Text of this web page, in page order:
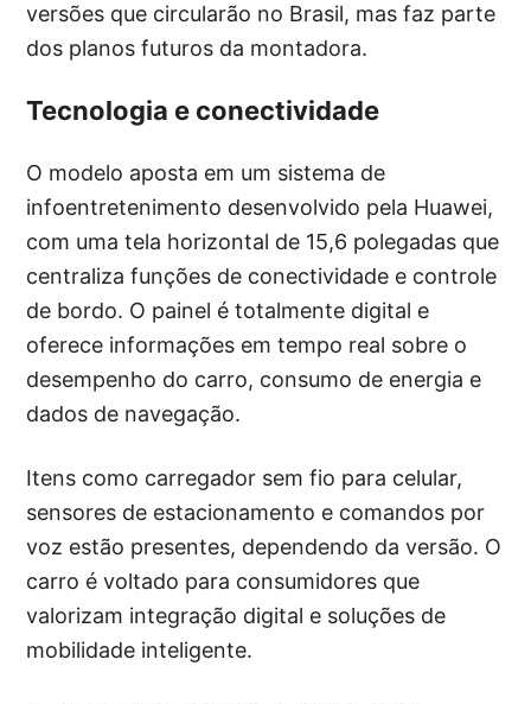
versões que circularão no Brasil, mas faz parte
dos planos futuros da montadora.
Tecnologia e conectividade
O modelo aposta em um sistema de
infoentretenimento desenvolvido pela Huawei,
com uma tela horizontal de 15,6 polegadas que
centraliza funções de conectividade e controle
de bordo. O painel é totalmente digital e
oferece informações em tempo real sobre o
desempenho do carro, consumo de energia e
dados de navegação.
Itens como carregador sem fio para celular,
sensores de estacionamento e comandos por
voz estão presentes, dependendo da versão. O
carro é voltado para consumidores que
valorizam integração digital e soluções de
mobilidade inteligente.